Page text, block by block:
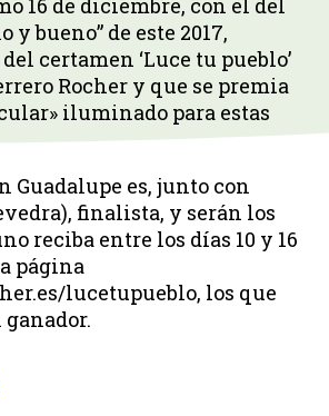
y bueno” de este 2017,
certamen ‘Luce tu pueblo’
Rocher y que se premia
iluminado para estas
Guadalupe es, junto con
finalista, y serán los
reciba entre los días 10 y 16
página
lucetupueblo, los que